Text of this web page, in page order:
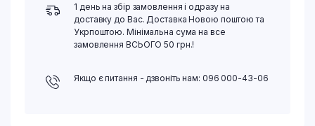
1 день на збір замовлення і одразу на
доставку до Вас. Доставка Новою поштою та
Укрпоштою. Мінімальна сума на все
замовлення ВСЬОГО 50 грн.!
Якщо є питання - дзвоніть нам: 096 000-43-06